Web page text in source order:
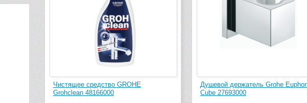
Чистящее средство GROHE
Grohclean 48166000
Душевой держатель Grohe
Cube 27693000